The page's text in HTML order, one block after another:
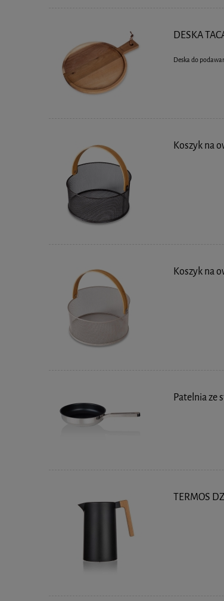
DESKA
Deska do
Koszyk na
Koszyk na
Patelnia ze
TERMOS